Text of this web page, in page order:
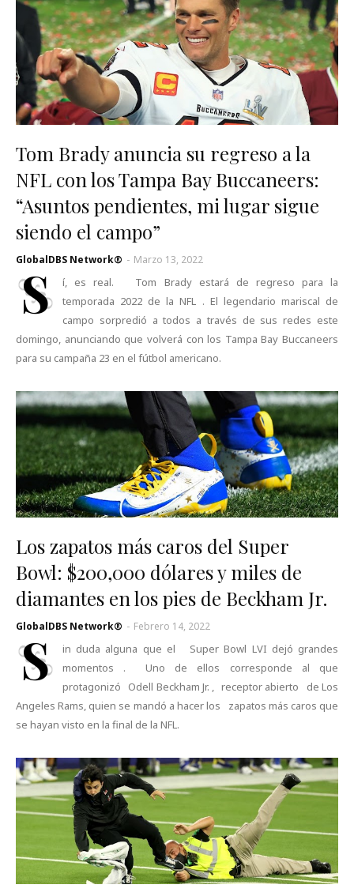
Tom Brady anuncia su regreso a la
NFL con los Tampa Bay Buccaneers:
“Asuntos pendientes, mi lugar sigue
siendo el campo”
GlobalDBS Network® - Marzo 13, 2022
S
í, es real. Tom Brady estará de regreso para la
temporada 2022 de la NFL . El legendario mariscal de
campo sorpredió a todos a través de sus redes este
domingo, anunciando que volverá con los Tampa Bay Buccaneers
para su campaña 23 en el fútbol americano.
Los zapatos más caros del Super
Bowl: $200,000 dólares y miles de
diamantes en los pies de Beckham Jr.
GlobalDBS Network® - Febrero 14, 2022
S
in duda alguna que el Super Bowl LVI dejó grandes
momentos . Uno de ellos corresponde al que
protagonizó Odell Beckham Jr. , receptor abierto de Los
Angeles Rams, quien se mandó a hacer los zapatos más caros que
se hayan visto en la final de la NFL.